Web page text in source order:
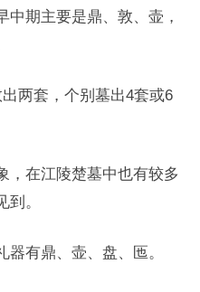
中期主要是鼎、敦、壶，
两套，个别墓出4套或6
，在江陵楚墓中也有较多
。
有鼎、壶、盘、匜。